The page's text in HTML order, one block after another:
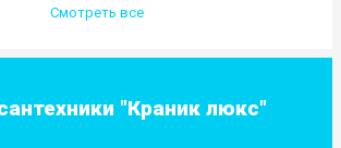
"Краник люкс"
Смотреть все